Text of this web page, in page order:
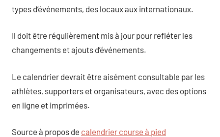
types d’événements, des locaux aux internationaux.
Il doit être régulièrement mis à jour pour refléter les
changements et ajouts d’événements.
Le calendrier devrait être aisément consultable par les
athlètes, supporters et organisateurs, avec des options
en ligne et imprimées.
Source à propos de calendrier course à pied